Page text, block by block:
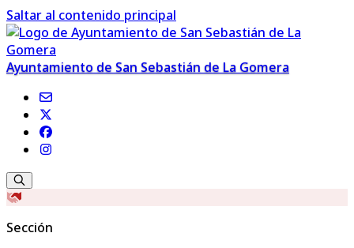
Saltar al contenido principal
Ayuntamiento de San Sebastián de La Gomera
Sección